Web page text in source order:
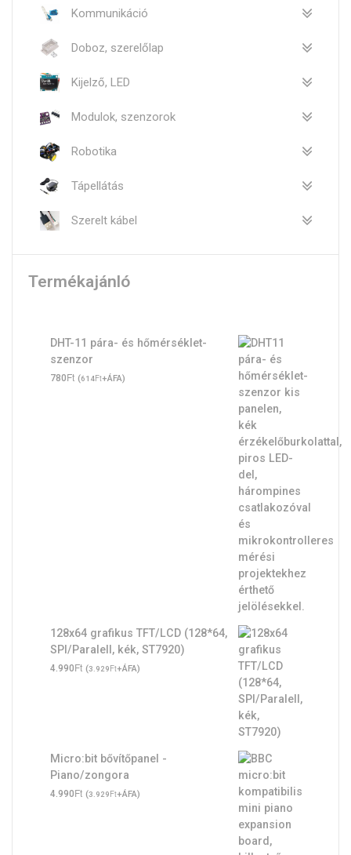
Kommunikáció
Doboz, szerelőlap
Kijelző, LED
Modulok, szenzorok
Robotika
Tápellátás
Szerelt kábel
Termékajánló
DHT-11 pára- és hőmérséklet-
szenzor
780Ft (614Ft+ÁFA)
128x64 grafikus TFT/LCD (128*64,
SPI/Paralell, kék, ST7920)
4.990Ft (3.929Ft+ÁFA)
Micro:bit bővítőpanel -
Piano/zongora
4.990Ft (3.929Ft+ÁFA)